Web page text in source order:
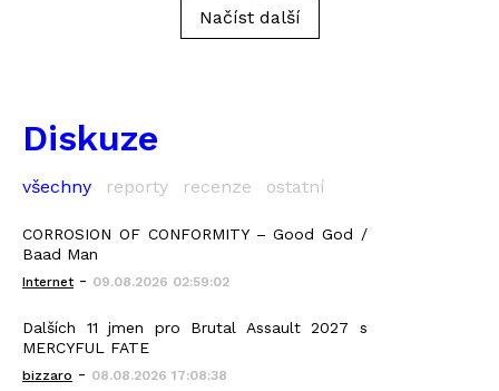
Načíst další
Diskuze
všechny reporty recenze ostatní
CORROSION OF CONFORMITY – Good God /
Baad Man
Internet- 09.08.2026 02:59:02
Dalších 11 jmen pro Brutal Assault 2027 s
MERCYFUL FATE
bizzaro - 08.08.2026 17:08:38